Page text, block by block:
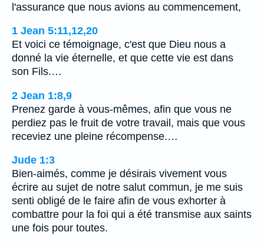
l'assurance que nous avions au commencement,
1 Jean 5:11,12,20
Et voici ce témoignage, c'est que Dieu nous a
donné la vie éternelle, et que cette vie est dans
son Fils.…
2 Jean 1:8,9
Prenez garde à vous-mêmes, afin que vous ne
perdiez pas le fruit de votre travail, mais que vous
receviez une pleine récompense.…
Jude 1:3
Bien-aimés, comme je désirais vivement vous
écrire au sujet de notre salut commun, je me suis
senti obligé de le faire afin de vous exhorter à
combattre pour la foi qui a été transmise aux saints
une fois pour toutes.